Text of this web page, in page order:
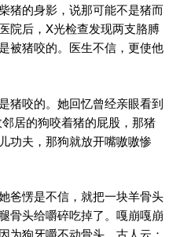
猪的身影，说那可能不是猪而
院后，X光检查发现两支胳膊
被猪咬的。医生不信，更使他
猪咬的。她回忆曾经亲眼看到
居的狗咬着猪的屁股，那猪
功夫，那狗就放开嘴嗷嗷惨
爸愣是不信，就把一块羊骨头
骨头给嚼碎吃掉了。嘎崩嘎崩
为狗牙嚼不动骨头。古人云：